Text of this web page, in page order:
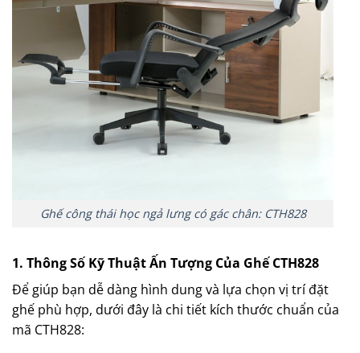
Ghế công thái học ngả lưng có gác chân: CTH828
1. Thông Số Kỹ Thuật Ấn Tượng Của Ghế CTH828
Để giúp bạn dễ dàng hình dung và lựa chọn vị trí đặt
ghế phù hợp, dưới đây là chi tiết kích thước chuẩn của
mã CTH828: